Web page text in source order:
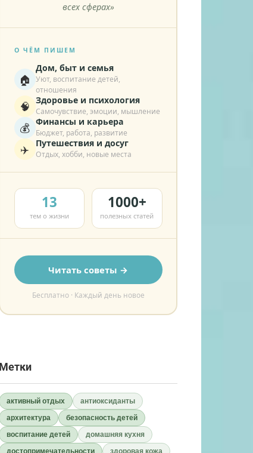
всех сферах»
О ЧЁМ ПИШЕМ
🏠
Дом, быт и семья
Уют, воспитание детей,
отношения
🧠 Здоровье и психология
Самочувствие, эмоции, мышление
💰 Финансы и карьера
Бюджет, работа, развитие
✈️ Путешествия и досуг
Отдых, хобби, новые места
13
тем о жизни
1000+
полезных статей
Читать советы →
Бесплатно · Каждый день новое
Метки
активный отдых
антиоксиданты
архитектура
безопасность детей
воспитание детей
домашняя кухня